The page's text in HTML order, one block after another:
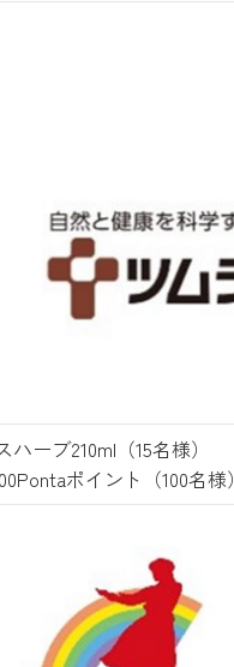
ーブ210ml（15名様）
ポイント（100名様）